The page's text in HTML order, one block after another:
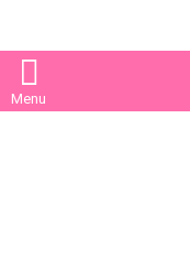
Menu